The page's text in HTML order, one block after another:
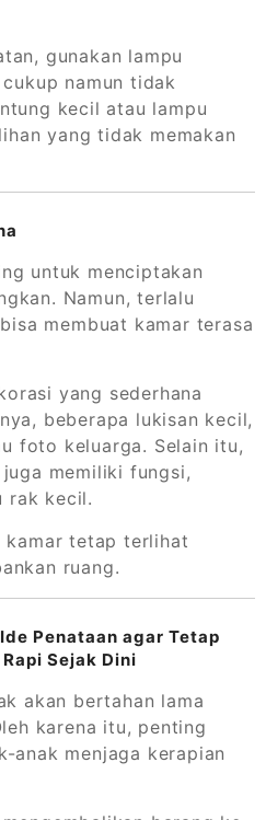
gunakan lampu
namun tidak
kecil atau lampu
yang tidak memakan
untuk menciptakan
Namun, terlalu
membuat kamar terasa
yang sederhana
beberapa lukisan kecil,
foto keluarga. Selain itu,
memiliki fungsi,
rak kecil.
kamar tetap terlihat
ruang.
Penataan agar Tetap
Sejak Dini
akan bertahan lama
karena itu, penting
anak menjaga kerapian